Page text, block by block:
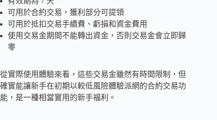
可用於合約交易，獲利部分可提領
可用於抵扣交易手續費、虧損和資金費用
使用交易金期間不能轉出資金，否則交易金會立即歸
零
從實際使用體驗來看，這些交易金雖然有時間限制，但
確實能讓新手在初期以較低風險體驗派網的合約交易功
能，是一種相當實用的新手福利。